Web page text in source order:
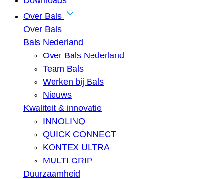
Over Bals
Over Bals
Bals Nederland
Over Bals Nederland
Team Bals
Werken bij Bals
Nieuws
Kwaliteit & innovatie
INNOLINQ
QUICK CONNECT
KONTEX ULTRA
MULTI GRIP
Duurzaamheid